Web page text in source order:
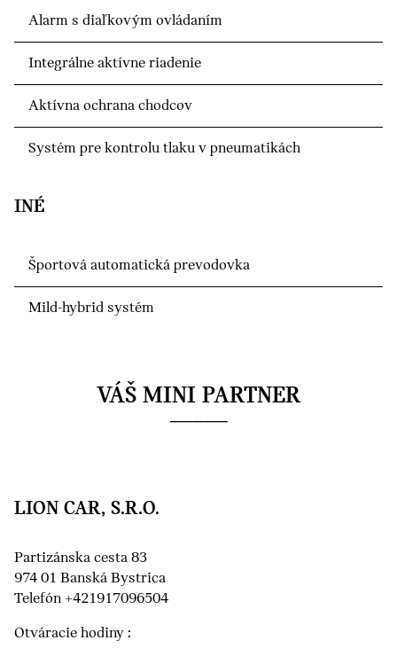
Alarm s diaľkovým ovládaním
Integrálne aktívne riadenie
Aktívna ochrana chodcov
Systém pre kontrolu tlaku v pneumatikách
INÉ
Športová automatická prevodovka
Mild-hybrid systém
VÁŠ MINI PARTNER
LION CAR, S.R.O.
Partizánska cesta 83
974 01 Banská Bystrica
Telefón +421917096504
Otváracie hodiny :